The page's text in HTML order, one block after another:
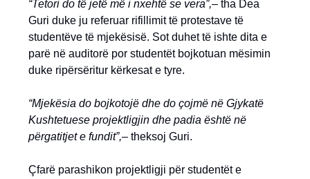
“Tetori do të jetë më i nxehtë se vera”,– tha Dea
Guri duke ju referuar rifillimit të protestave të
studentëve të mjekësisë. Sot duhet të ishte dita e
parë në auditorë por studentët bojkotuan mësimin
duke ripërsëritur kërkesat e tyre.
“Mjekësia do bojkotojë dhe do çojmë në Gjykatë
Kushtetuese projektligjin dhe padia është në
përgatitjet e fundit”,– theksoj Guri.
Çfarë parashikon projektligji për studentët e